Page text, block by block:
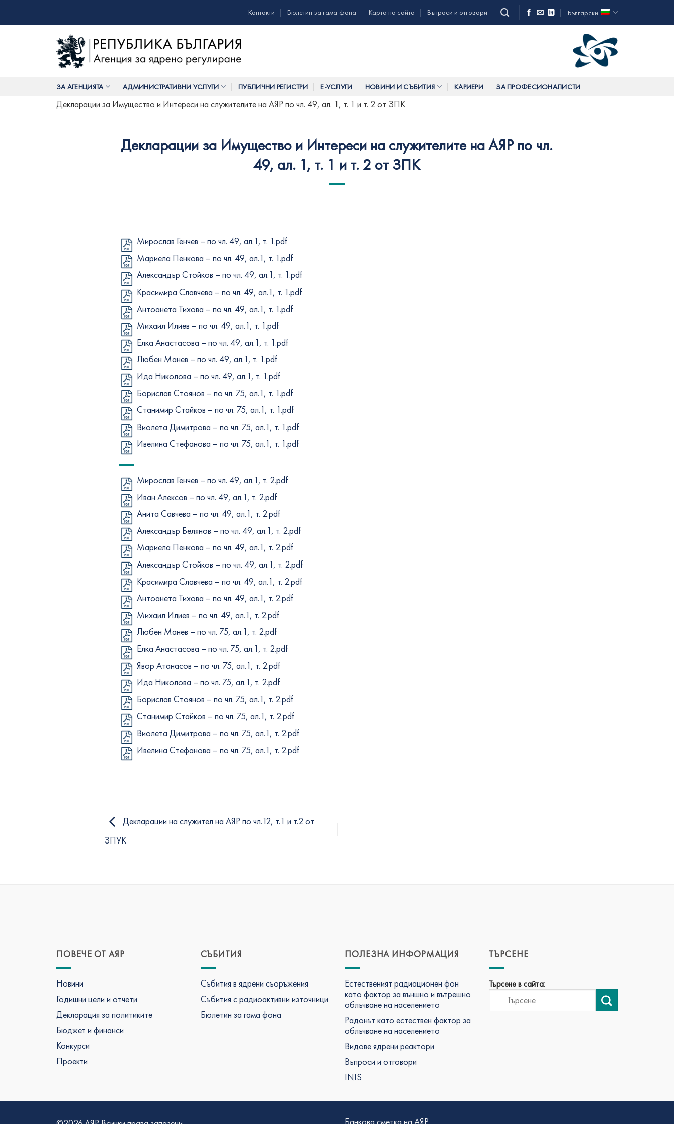
Контакти Бюлетин за гама фона Карта на сайта Въпроси и отговори Български
ЗА АГЕНЦИЯТА АДМИНИСТРАТИВНИ УСЛУГИ ПУБЛИЧНИ РЕГИСТРИ Е-УСЛУГИ НОВИНИ И СЪБИТИЯ КАРИЕРИ ЗА ПРОФЕСИОНАЛИСТИ
Декларации за Имущество и Интереси на служителите на АЯР по чл. 49, ал. 1, т. 1 и т. 2 от ЗПК
Декларации за Имущество и Интереси на служителите на АЯР по чл.
49, ал. 1, т. 1 и т. 2 от ЗПК
Мирослав Генчев – по чл. 49, ал.1, т. 1.pdf
Мариела Пенкова – по чл. 49, ал.1, т. 1.pdf
Александър Стойков – по чл. 49, ал.1, т. 1.pdf
Красимира Славчева – по чл. 49, ал.1, т. 1.pdf
Антоанета Тихова – по чл. 49, ал.1, т. 1.pdf
Михаил Илиев – по чл. 49, ал.1, т. 1.pdf
Елка Анастасова – по чл. 49, ал.1, т. 1.pdf
Любен Манев – по чл. 49, ал.1, т. 1.pdf
Ида Николова – по чл. 49, ал.1, т. 1.pdf
Борислав Стоянов – по чл. 75, ал.1, т. 1.pdf
Станимир Стайков – по чл. 75, ал.1, т. 1.pdf
Виолета Димитрова – по чл. 75, ал.1, т. 1.pdf
Ивелина Стефанова – по чл. 75, ал.1, т. 1.pdf
Мирослав Генчев – по чл. 49, ал.1, т. 2.pdf
Иван Алексов – по чл. 49, ал.1, т. 2.pdf
Анита Савчева – по чл. 49, ал.1, т. 2.pdf
Александър Белянов – по чл. 49, ал.1, т. 2.pdf
Мариела Пенкова – по чл. 49, ал.1, т. 2.pdf
Александър Стойков – по чл. 49, ал.1, т. 2.pdf
Красимира Славчева – по чл. 49, ал.1, т. 2.pdf
Антоанета Тихова – по чл. 49, ал.1, т. 2.pdf
Михаил Илиев – по чл. 49, ал.1, т. 2.pdf
Любен Манев – по чл. 75, ал.1, т. 2.pdf
Елка Анастасова – по чл. 75, ал.1, т. 2.pdf
Явор Атанасов – по чл. 75, ал.1, т. 2.pdf
Ида Николова – по чл. 75, ал.1, т. 2.pdf
Борислав Стоянов – по чл. 75, ал.1, т. 2.pdf
Станимир Стайков – по чл. 75, ал.1, т. 2.pdf
Виолета Димитрова – по чл. 75, ал.1, т. 2.pdf
Ивелина Стефанова – по чл. 75, ал.1, т. 2.pdf
Декларации на служител на АЯР по чл.12, т.1 и т.2 от
ЗПУК
ПОВЕЧЕ ОТ АЯР
Новини
Годишни цели и отчети
Декларация за политиките
Бюджет и финанси
Конкурси
Проекти
СЪБИТИЯ
Събития в ядрени съоръжения
Събития с радиоактивни източници
Бюлетин за гама фона
ПОЛЕЗНА ИНФОРМАЦИЯ
Естественият радиационен фон
като фактор за външно и вътрешно
облъчване на населението
Радонът като естествен фактор за
облъчване на населението
Видове ядрени реактори
Въпроси и отговори
INIS
ТЪРСЕНЕ
Търсене в сайта: